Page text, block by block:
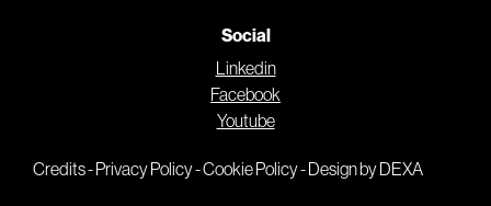
Social
Linkedin
Facebook
Youtube
Credits- Privacy Policy-Cookie Policy- Design by DEXA